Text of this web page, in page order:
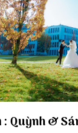
: Quỳnh &